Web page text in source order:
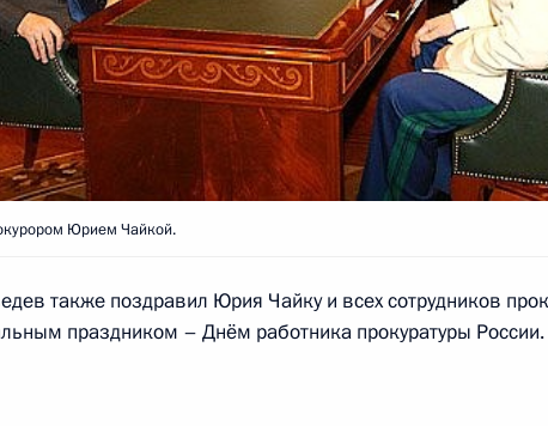
22:30 Московская область, Барвиха
с Председателем Правительства Чешской
в Евросоюзе, Мирославом
22:00
экономическим вопросам
17:30
Юрием Чайкой.
также поздравил Юрия Чайку и всех сотрудников
праздником – Днём работника прокуратуры России.